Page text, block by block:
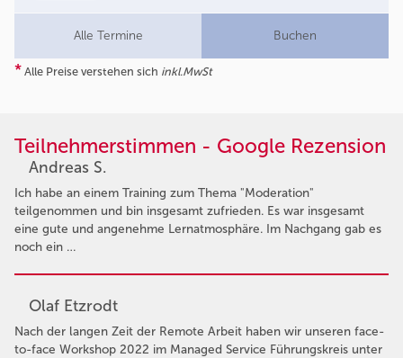
Alle Termine Buchen
* Alle Preise verstehen sich inkl.MwSt
Teilnehmerstimmen - Google Rezension
Andreas S.
Ich habe an einem Training zum Thema "Moderation"
teilgenommen und bin insgesamt zufrieden. Es war insgesamt
eine gute und angenehme Lernatmosphäre. Im Nachgang gab es
noch ein …
Olaf Etzrodt
Nach der langen Zeit der Remote Arbeit haben wir unseren face-
to-face Workshop 2022 im Managed Service Führungskreis unter